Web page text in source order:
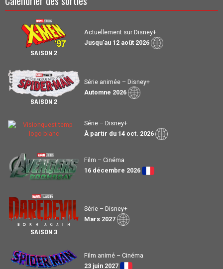
SAISON 2
Actuellement sur Disney+
Jusqu'au 12 août 2026
SAISON 2
Série animée – Disney+
Automne 2026
Série – Disney+
À partir du 14 oct. 2026
Film – Cinéma
16 décembre 2026
SAISON 3
Série – Disney+
Mars 2027
Film animé – Cinéma
23 juin 2027